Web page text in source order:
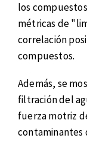
los
métricas de
correlación
compuestos.
Además, se
filtración del
fuerza motriz
contaminantes